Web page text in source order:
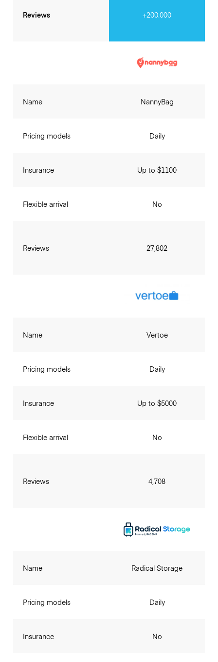
Reviews +200.000
Name
Pricing models
Insurance
Flexible arrival
Reviews
NannyBag
Daily
Up to $1100
No
27,802
Name
Pricing models
Insurance
Flexible arrival
Reviews
Vertoe
Daily
Up to $5000
No
4,708
Name
Pricing models
Insurance
Radical Storage
Daily
No